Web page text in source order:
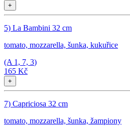
+
5) La Bambini 32 cm
tomato, mozzarella, šunka, kukuřice
(A 1, 7, 3)
165 Kč
+
7) Capriciosa 32 cm
tomato, mozzarella, šunka, žampiony